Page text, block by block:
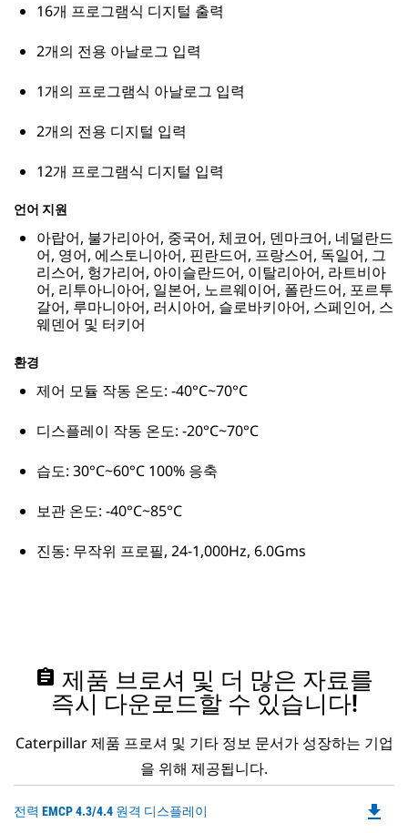
16개 프로그램식 디지털 출력
2개의 전용 아날로그 입력
1개의 프로그램식 아날로그 입력
2개의 전용 디지털 입력
12개 프로그램식 디지털 입력
언어 지원
아랍어, 불가리아어, 중국어, 체코어, 덴마크어, 네덜란드
어, 영어, 에스토니아어, 핀란드어, 프랑스어, 독일어, 그
리스어, 헝가리어, 아이슬란드어, 이탈리아어, 라트비아
어, 리투아니아어, 일본어, 노르웨이어, 폴란드어, 포르투
갈어, 루마니아어, 러시아어, 슬로바키아어, 스페인어, 스
웨덴어 및 터키어
환경
제어 모듈 작동 온도: -40°C~70°C
디스플레이 작동 온도: -20°C~70°C
습도: 30°C~60°C 100% 응축
보관 온도: -40°C~85°C
진동: 무작위 프로필, 24-1,000Hz, 6.0Gms
assignment 제품 브로셔 및 더 많은 자료를
즉시 다운로드할 수 있습니다!
Caterpillar 제품 프로셔 및 기타 정보 문서가 성장하는 기업
을 위해 제공됩니다.
전력 EMCP 4.3/4.4 원격 디스플레이 file_download